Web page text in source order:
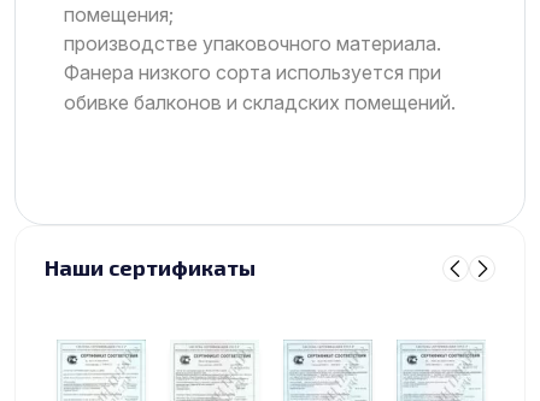
помещения;
производстве упаковочного материала.
Фанера низкого сорта используется при
обивке балконов и складских помещений.
Наши сертификаты